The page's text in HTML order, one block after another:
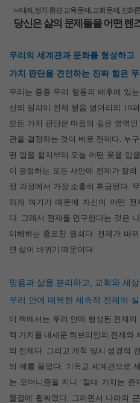
낙태죄 ,정치 ·환경·교육 문제 , 교회 문제 , 진화론
당신은 삶의 문제들을 어떤 렌
우리의 세계관과 문화를 형성하고
가치 판단을 견인하는 진짜 힘은
우리는 종종 우리 행동의 배후에 있
산의 일각이 전체 얼음 덩어리의 10
모든 가치 판단은 마음의 깊은 영역
관을 결정하는 것이 바로 전제다 누
떤 일을 할지부터 오늘 어떤 옷을 입을
이 결정하는 모든 사안에 전제가 깔려
정 과정에서 가장 소홀히 취급된다
하게 여기기 때문에 자신이 어떤
다 그래서 전제를 연구한다는 것은
이해하는 중요한 열쇠다. 전제가 바
면 삶이 바뀌기 때문이다
믿음과 삶을 분리하고
교회와 세
우리 안에 매복한 세속적 전제의
이 책에서는 우리 안에 형성된 전제
적 가치를 내세운 히브리인의 전제와
의 전제다 그리고 개척 당시 성경적
의 예를 들었다 기독교 세계관으로
는 모더니즘을 지나 ‘절대 가치는 존
물결에 휩싸였다.
그러면서 나라의